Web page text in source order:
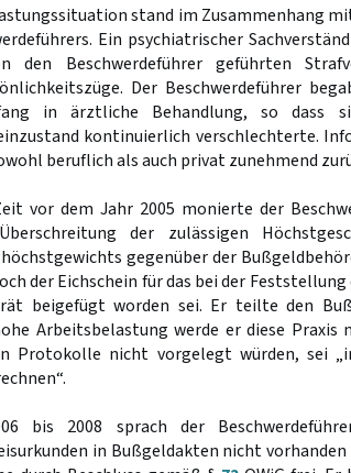
stand im Zusammenhang
Ein psychiatrischer
den Beschwerdeführer geführten
Der Beschwerdeführer
in ärztliche Behandlung, so dass
kontinuierlich verschlechterte.
beruflich als auch privat zunehmend
vor dem Jahr 2005 monierte der
der zulässigen
gegenüber der
der Eichschein für das bei der
beigefügt worden sei. Er teilte den
Arbeitsbelastung werde er diese Praxis
Protokolle nicht vorgelegt würden, sei
bis 2008 sprach der
in Bußgeldakten nicht